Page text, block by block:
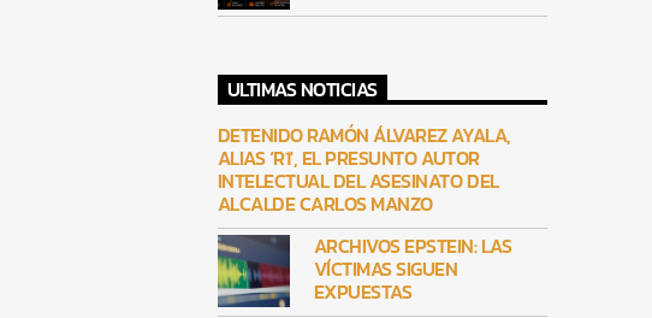
ULTIMAS NOTICIAS
DETENIDO RAMÓN ÁLVAREZ AYALA,
ALIAS ‘R1′, EL PRESUNTO AUTOR
INTELECTUAL DEL ASESINATO DEL
ALCALDE CARLOS MANZO
ARCHIVOS EPSTEIN: LAS
VÍCTIMAS SIGUEN
EXPUESTAS